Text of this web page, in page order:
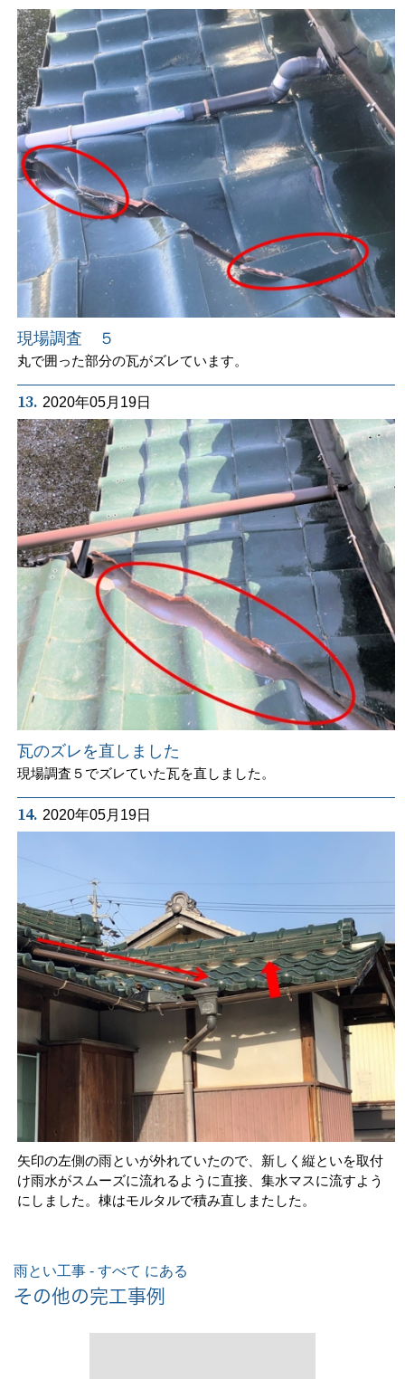
現場調査 ５
丸で囲った部分の瓦がズレています。
13. 2020年05月19日
瓦のズレを直しました
現場調査５でズレていた瓦を直しました。
14. 2020年05月19日
矢印の左側の雨といが外れていたので、新しく縦といを取付
け雨水がスムーズに流れるように直接、集水マスに流すよう
にしました。棟はモルタルで積み直しまたした。
雨とい工事 - すべて にある
その他の完工事例